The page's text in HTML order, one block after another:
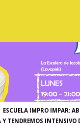
ESCUELA IMPRO IMPAR:
Y TENDREMOS INTENSIVO